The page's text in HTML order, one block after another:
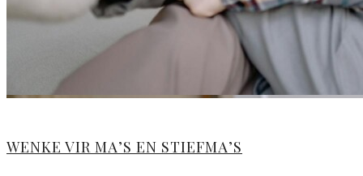
WENKE VIR MA’S EN STIEFMA’S